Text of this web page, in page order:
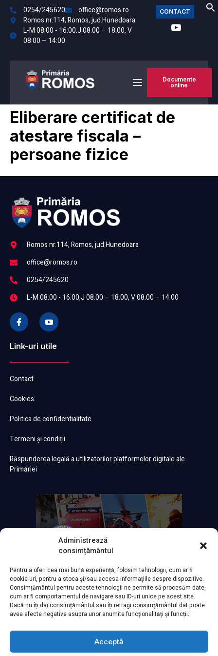
Administrează
consimțământul
Pentru a oferi cea mai bună experiență, folosim tehnologii, cum ar fi
cookie-uri, pentru a stoca și/sau accesa informațiile despre dispozitive.
Consimțământul pentru aceste tehnologii ne permite să procesăm date,
cum ar fi comportamentul de navigare sau ID-uri unice pe acest site.
Dacă nu îți dai consimțământul sau îți retragi consimțământul dat poate
avea afecte negative asupra unor anumite funcționalități și funcții.
Acceptă
0254/245620
office@romos.ro
Romos nr.114, Romos, jud.Hunedoara
L-M 08:00 - 16:00,J 08:00 – 18:00, V
08:00 – 14:00
CONTACT
Documente
online
Eliberare certificat de
atestare fiscala –
persoane fizice
Romos nr.114, Romos, jud.Hunedoara
office@romos.ro
0254/245620
L-M 08:00 - 16:00,J 08:00 – 18:00, V 08:00 – 14:00
Link-uri utile
Contact
Cookies
Politica de confidentialitate
Termeni și condiții
Răspunderea legală a utilizatorilor platformelor digitale ale
Primăriei